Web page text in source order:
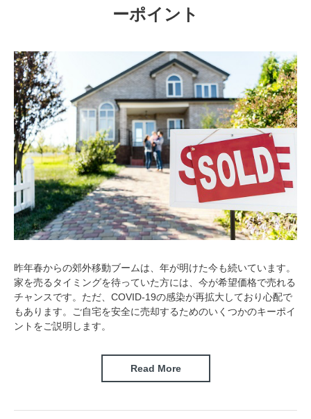
ーポイント
昨年春からの郊外移動ブームは、年が明けた今も続いています。
家を売るタイミングを待っていた方には、今が希望価格で売れる
チャンスです。ただ、COVID-19の感染が再拡大しており心配で
もあります。ご自宅を安全に売却するためのいくつかのキーポイ
ントをご説明します。
Read More